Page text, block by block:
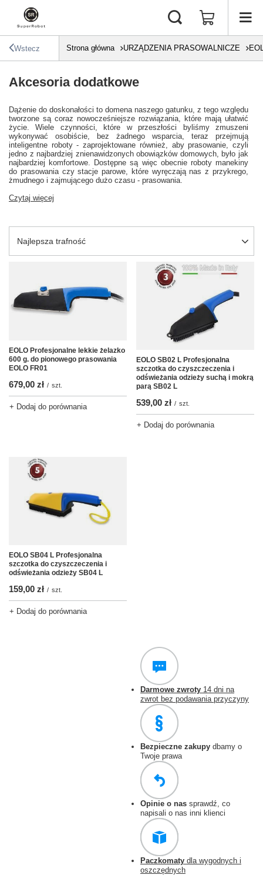
Wstecz Strona główna URZĄDZENIA PRASOWALNICZE
Akcesoria dodatkowe
Dążenie do doskonałości to domena naszego gatunku, z tego względu
tworzone są coraz nowocześniejsze rozwiązania, które mają ułatwić
życie. Wiele czynności, które w przeszłości byliśmy zmuszeni
wykonywać osobiście, bez żadnego wsparcia, teraz przejmują
inteligentne roboty - zaprojektowane również, aby prasowanie, czyli
jedno z najbardziej znienawidzonych obowiązków domowych, było jak
najbardziej komfortowe. Dostępne są więc obecnie roboty manekiny
do prasowania czy stacje parowe, które wyręczają nas z przykrego,
żmudnego i zajmującego dużo czasu - prasowania.
Czytaj więcej
Zmień sortowanie
Najlepsza trafność
EOLO Profesjonalne lekkie żelazko
600 g. do pionowego prasowania
EOLO FR01
679,00 zł / szt.
+ Dodaj do porównania
EOLO SB02 L Profesjonalna
szczotka do czyszczeczenia i
odświeżania odzieży suchą i mokrą
parą SB02 L
539,00 zł / szt.
+ Dodaj do porównania
EOLO SB04 L Profesjonalna
szczotka do czyszczeczenia i
odświeżania odzieży SB04 L
159,00 zł / szt.
+ Dodaj do porównania
Darmowe zwroty 14 dni na
zwrot bez podawania przyczyny
Bezpieczne zakupy dbamy o
Twoje prawa
Opinie o nas sprawdź, co
napisali o nas inni klienci
Paczkomaty dla wygodnych i
oszczędnych